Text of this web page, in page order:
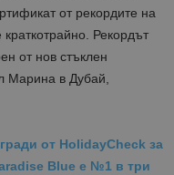
от рекордите на
Рекордът
от нов стъклен
Марина в Дубай,
от HolidayCheck за
Blue е №1 в три